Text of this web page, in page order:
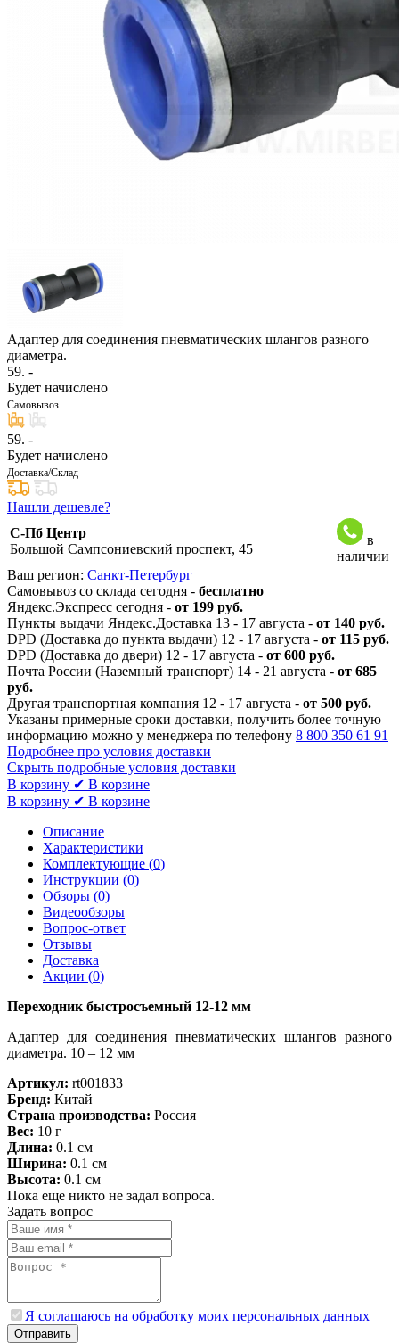
Адаптер для соединения пневматических шлангов разного
диаметра.
59. -
Будет начислено
Самовывоз
59. -
Будет начислено
Доставка/Склад
Нашли дешевле?
С-Пб Центр
Большой Сампсониевский проспект, 45
в
наличии
Ваш регион: Санкт-Петербург
Самовывоз со склада сегодня - бесплатно
Яндекс.Экспресс сегодня - от 199 руб.
Пункты выдачи Яндекс.Доставка 13 - 17 августа - от 140 руб.
DPD (Доставка до пункта выдачи) 12 - 17 августа - от 115 руб.
DPD (Доставка до двери) 12 - 17 августа - от 600 руб.
Почта России (Наземный транспорт) 14 - 21 августа - от 685
руб.
Другая транспортная компания 12 - 17 августа - от 500 руб.
Указаны примерные сроки доставки, получить более точную
информацию можно у менеджера по телефону 8 800 350 61 91
Подробнее про условия доставки
Скрыть подробные условия доставки
В корзину ✔ В корзине
В корзину ✔ В корзине
Описание
Характеристики
Комплектующие (0)
Инструкции (0)
Обзоры (0)
Видеообзоры
Вопрос-ответ
Отзывы
Доставка
Акции (0)
Переходник быстросъемный 12-12 мм
Адаптер для соединения пневматических шлангов разного
диаметра. 10 – 12 мм
Артикул: rt001833
Бренд: Китай
Страна производства: Россия
Вес: 10 г
Длина: 0.1 см
Ширина: 0.1 см
Высота: 0.1 см
Пока еще никто не задал вопроса.
Задать вопрос
Я соглашаюсь на обработку моих персональных данных
Отправить